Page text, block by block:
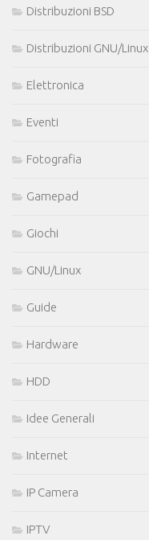
Distribuzioni BSD
Distribuzioni GNU/Linux
Elettronica
Eventi
Fotografia
Gamepad
Giochi
GNU/Linux
Guide
Hardware
HDD
Idee Generali
Internet
IP Camera
IPTV